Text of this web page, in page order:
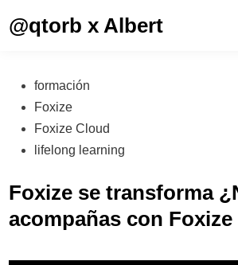
@qtorb x Albert
Publicado
en
formación
Foxize
Foxize Cloud
lifelong learning
Foxize se transforma
acompañas con